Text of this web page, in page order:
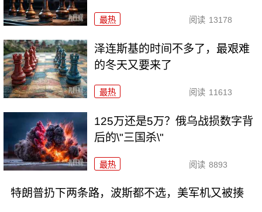
最热 阅读 13178
泽连斯基的时间不多了，最艰难
的冬天又要来了
最热 阅读 11613
125万还是5万？俄乌战损数字背
后的\"三国杀\"
最热 阅读 8893
特朗普扔下两条路，波斯都不选，美军机又被揍